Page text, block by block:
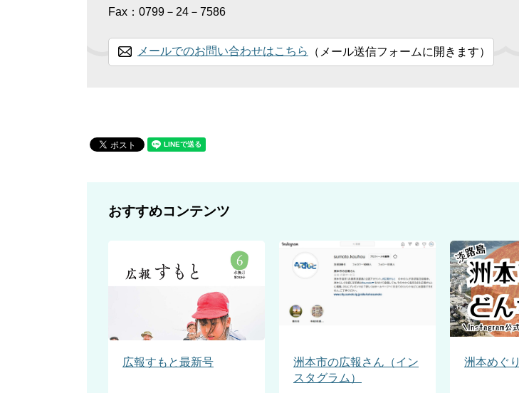
Fax：0799－24－7586
メールでのお問い合わせはこちら （メール送信フォームに開きます）
おすすめコンテンツ
広報すもと最新号
洲本市の広報さん（イン
スタグラム）
洲本めぐり